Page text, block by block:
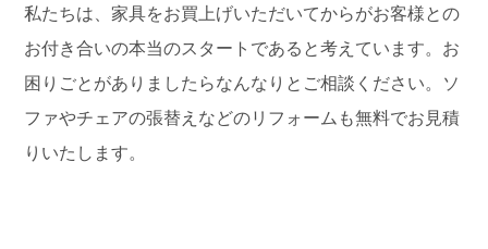
私たちは、家具をお買上げいただいてからがお客様との
お付き合いの本当のスタートであると考えています。お
困りごとがありましたらなんなりとご相談ください。ソ
ファやチェアの張替えなどのリフォームも無料でお見積
りいたします。